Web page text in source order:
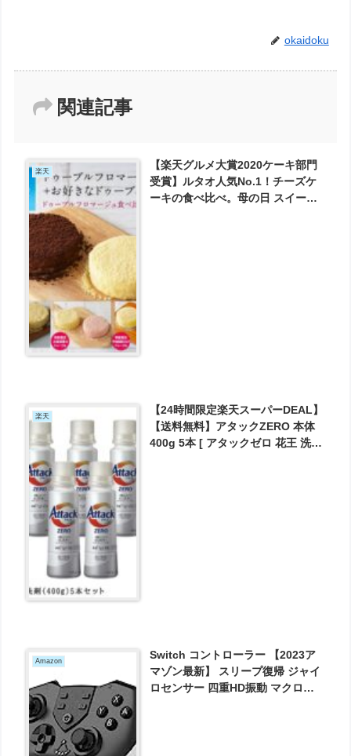
okaidoku
関連記事
楽天
【楽天グルメ大賞2020ケーキ部門
受賞】ルタオ人気No.1！チーズケ
ーキの食べ比べ。母の日 スイーツ
楽天
【24時間限定楽天スーパーDEAL】
【送料無料】アタックZERO 本体
400g 5本 [ アタックゼロ 花王 洗濯
Amazon
Switch コントローラー 【2023ア
マゾン最新】 スリープ復帰 ジャイ
ロセンサー 四重HD振動 マクロ機